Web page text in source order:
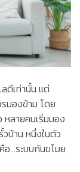
ดีเท่านั้น แต่
มองข้าม โดย
หลายคนเริ่มมอง
บ้าน หนึ่งในตัว
อ…ระบบกันขโมย